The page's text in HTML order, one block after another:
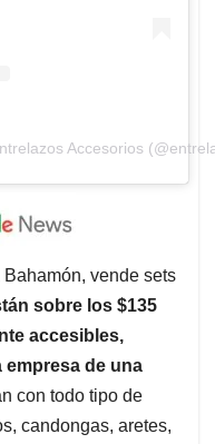
Accesorios
vende sets
sobre los $135
accesibles,
empresa de una
con todo tipo de
candongas, aretes,